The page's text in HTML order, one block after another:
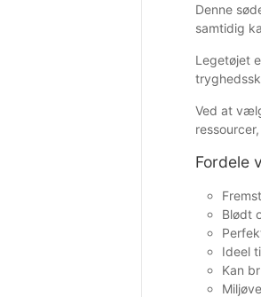
Denne
samtidig
Legetøjet
Ved at
Fordele
Blødt
Ideel
Kan